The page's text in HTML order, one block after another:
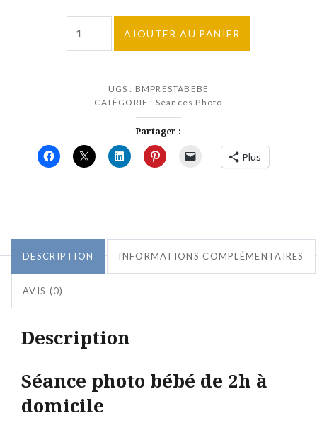
de
AJOUTER AU PANIER
UGS : BMPRESTABEBE
CATÉGORIE : Séances Photo
Partager :
Plus
DESCRIPTION INFORMATIONS COMPLÉMENTAIRES
AVIS (0)
Description
Séance photo bébé de 2h à
domicile